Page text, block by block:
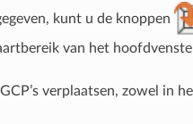
kunt u de knoppen
van het
verplaatsen, zowel in